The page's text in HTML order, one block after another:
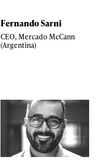
Fernando Sarni
CEO, Mercado McCann
(Argentina)